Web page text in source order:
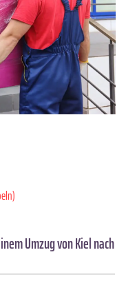
Umzug von Kiel nach